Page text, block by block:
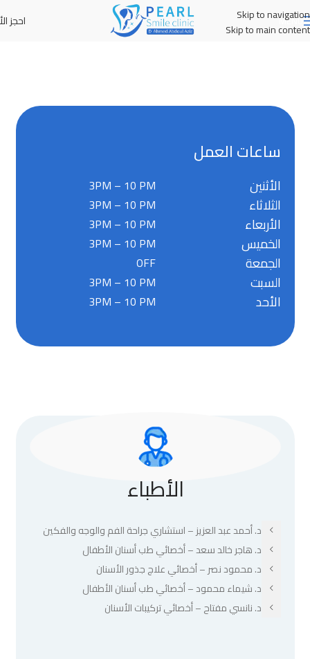
Skip to navigation
Skip to main content
MENU احجز
ساعات العمل
3PM – 10 PM الأثنين
3PM – 10 PM الثلاثاء
3PM – 10 PM الأربعاء
3PM – 10 PM الخميس
OFF الجمعة
3PM – 10 PM السبت
3PM – 10 PM الأحد
الأطباء
د. أحمد عبد العزيز – استشاري جراحة الفم والوجه والفكين
د. هاجر خالد سعد – أخصائي طب أسنان الأطفال
د. محمود نصر – أخصائي علاج جذور الأسنان
د. شيماء محمود – أخصائي طب أسنان الأطفال
د. نانسي مفتاح – أخصائي تركيبات الأسنان